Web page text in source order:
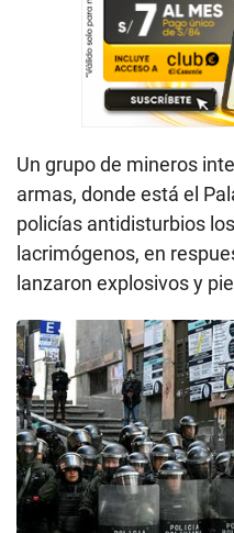
Un grupo de mineros
armas, donde está el
policías antidisturbios
lacrimógenos, en
lanzaron explosivos y